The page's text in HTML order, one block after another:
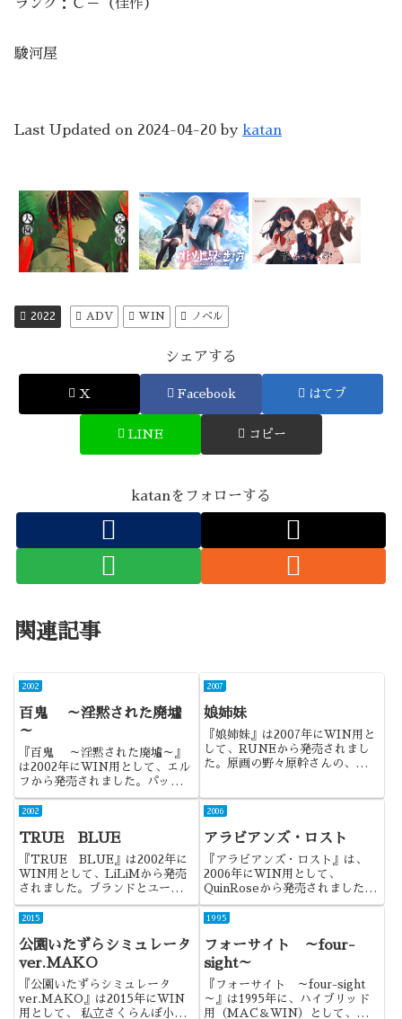
ランク：Ｃ－（佳作）
駿河屋
Last Updated on 2024-04-20 by katan
2022 ADV WIN ノベル
シェアする
X Facebook はてブ
LINE コピー
katanをフォローする
関連記事
2002
百鬼 ～淫黙された廃墟
～
『百鬼 ～淫黙された廃墟～』
は2002年にWIN用として、エル
フから発売されました。パッと見
の印象が昔のエルフ作品っぽかっ
たので期待したのですが、やっぱ
しょうね。
2007
娘姉妹
『娘姉妹』は2007年にWIN用と
して、RUNEから発売されまし
た。原画の野々原幹さんの、その
2002
TRUE BLUE
『TRUE BLUE』は2002年に
WIN用として、LiLiMから発売
されました。ブランドとユーザー
が一体となって作られた、有名な
NTRゲーですね。
2006
アラビアンズ・ロスト
『アラビアンズ・ロスト』は、
2006年にWIN用として、
QuinRoseから発売されました。
主人公が魅力的なだけでなく、
CG枚数とかのボリュームも凄い
2015
公園いたずらシミュレータ
ver.MAKO
『公園いたずらシミュレータ
ver.MAKO』は2015年にWIN
用として、 私立さくらんぼ小学
1995
フォーサイト ～four-
sight～
『フォーサイト ～four-sight
～』は1995年に、ハイブリッド
用（MAC＆WIN）として、シ